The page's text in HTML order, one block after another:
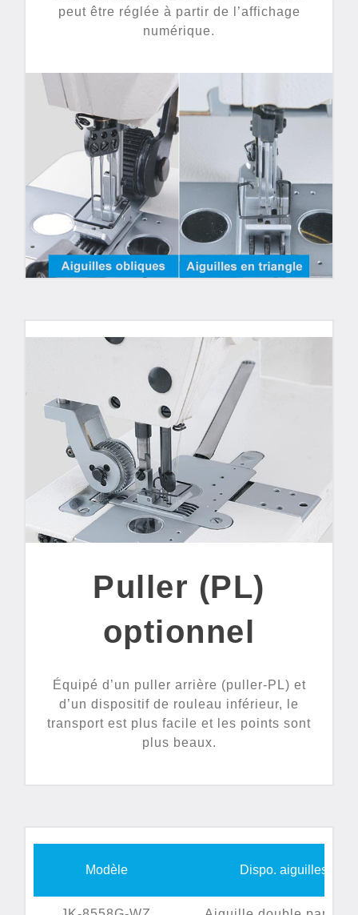
peut être réglée à partir de l’affichage
numérique.
Puller (PL)
optionnel
Équipé d’un puller arrière (puller-PL) et
d’un dispositif de rouleau inférieur, le
transport est plus facile et les points sont
plus beaux.
Modèle Dispo. aiguilles